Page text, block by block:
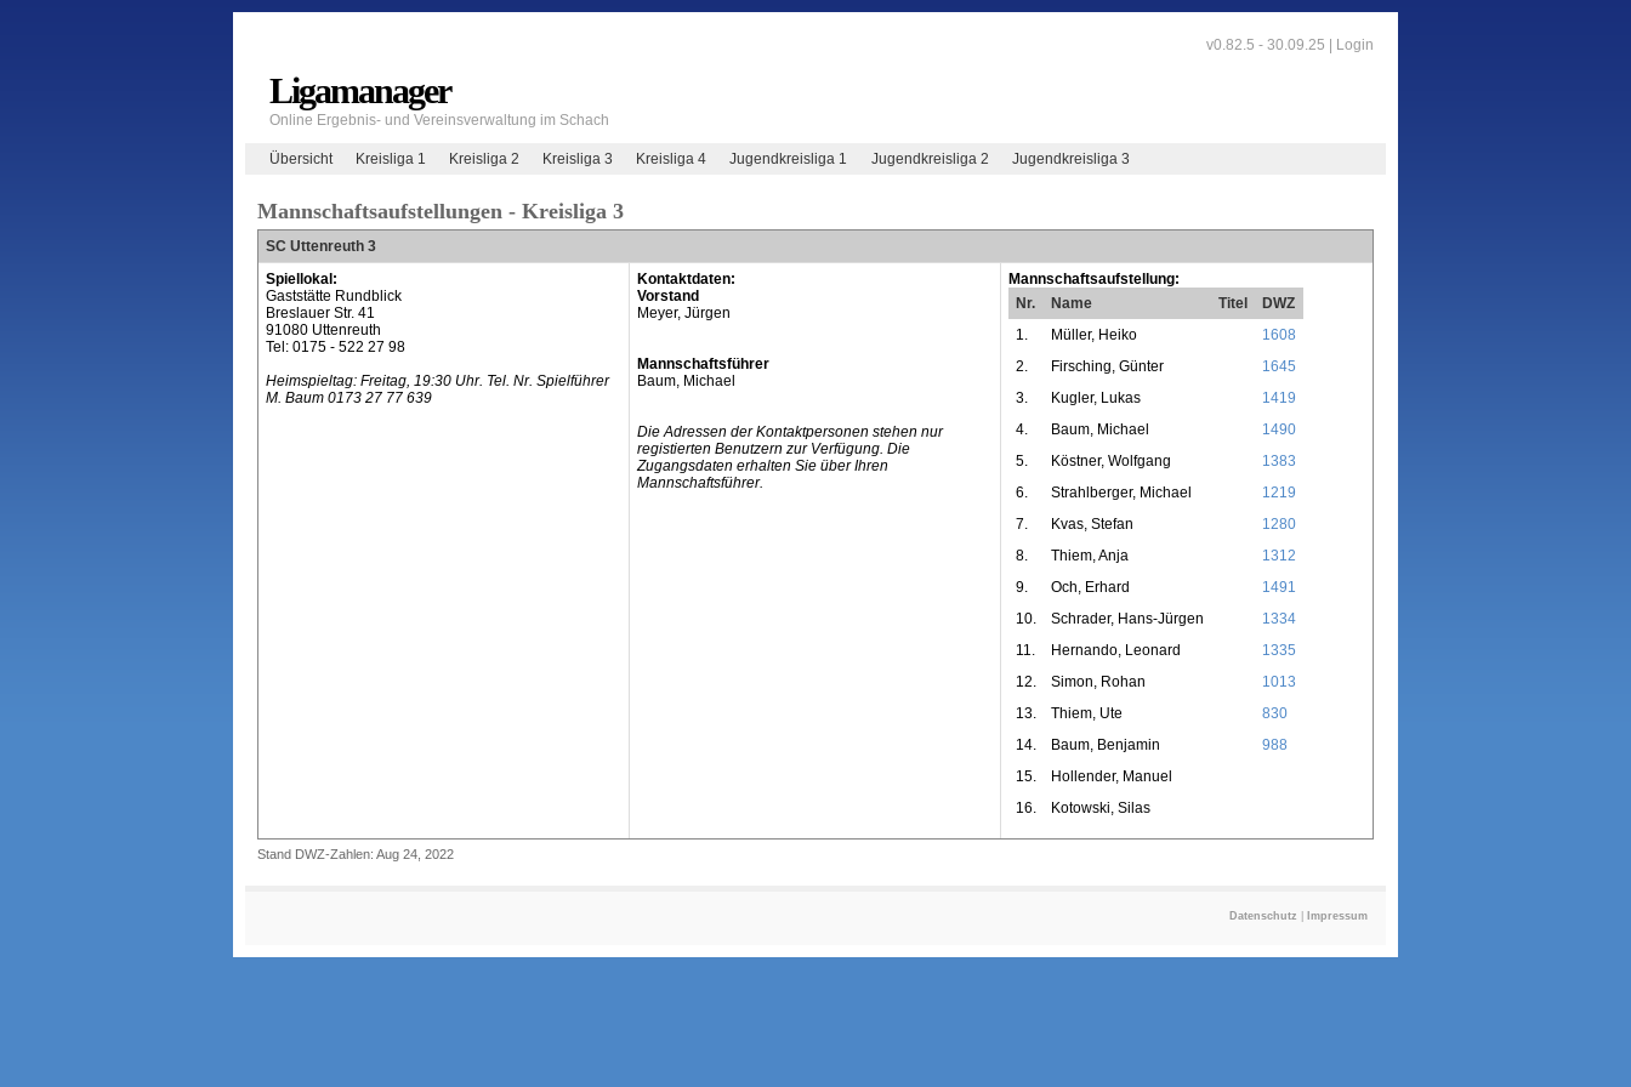
v0.82.5 - 30.09.25 | Login
Ligamanager
Online Ergebnis- und Vereinsverwaltung im Schach
Übersicht Kreisliga 1 Kreisliga 2 Kreisliga 3 Kreisliga 4 Jugendkreisliga 1 Jugendkreisliga 2 Jugendkreisliga 3
Mannschaftsaufstellungen - Kreisliga 3
SC Uttenreuth 3
Spiellokal:
Gaststätte Rundblick
Breslauer Str. 41
91080 Uttenreuth
Tel: 0175 - 522 27 98
Heimspieltag: Freitag, 19:30 Uhr. Tel. Nr. Spielführer
M. Baum 0173 27 77 639
Kontaktdaten:
Vorstand
Meyer, Jürgen
Mannschaftsführer
Baum, Michael
Die Adressen der Kontaktpersonen stehen nur
registierten Benutzern zur Verfügung. Die
Zugangsdaten erhalten Sie über Ihren
Mannschaftsführer.
Mannschaftsaufstellung:
Nr.
Name Titel
DWZ
1.
Müller, Heiko
1608
2.
Firsching, Günter
1645
3.
Kugler, Lukas
1419
4.
Baum, Michael
1490
5.
Köstner, Wolfgang
1383
6.
Strahlberger, Michael
1219
7.
Kvas, Stefan
1280
8.
Thiem, Anja
1312
9.
Och, Erhard
1491
10.
Schrader, Hans-Jürgen
1334
11.
Hernando, Leonard
1335
12.
Simon, Rohan
1013
13.
Thiem, Ute
830
14.
Baum, Benjamin
988
15.
Hollender, Manuel
16.
Kotowski, Silas
Stand DWZ-Zahlen: Aug 24, 2022
Datenschutz Impressum